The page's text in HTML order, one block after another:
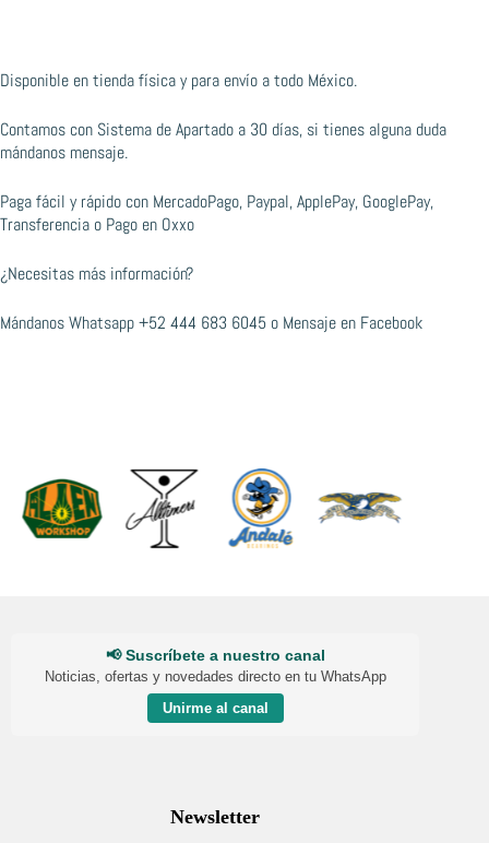
Disponible en tienda física y para envío a todo México.
Contamos con Sistema de Apartado a 30 días, si tienes alguna duda
mándanos mensaje.
Paga fácil y rápido con MercadoPago, Paypal, ApplePay, GooglePay,
Transferencia o Pago en Oxxo
¿Necesitas más información?
Mándanos Whatsapp+52 444 683 6045 o Mensaje en Facebook
📢 Suscríbete a nuestro canal
Noticias, ofertas y novedades directo en tu WhatsApp
Unirme al canal
Newsletter